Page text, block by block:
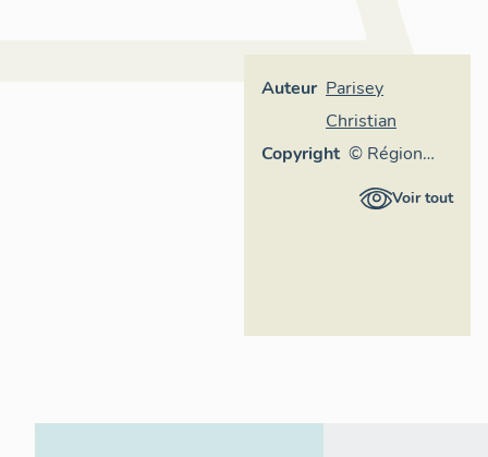
Auteur Parisey
Christian
Copyright © Région
Auvergne-Voir tout